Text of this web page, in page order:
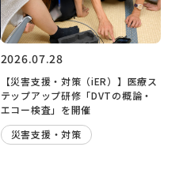
2026.07.28
【災害支援・対策（iER）】医療ス
テップアップ研修「DVTの概論・
エコー検査」を開催
災害支援・対策